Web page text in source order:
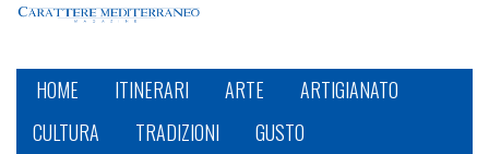
HOME ITINERARI ARTE
ARTIGIANATO
CULTURA
TRADIZIONI
GUSTO